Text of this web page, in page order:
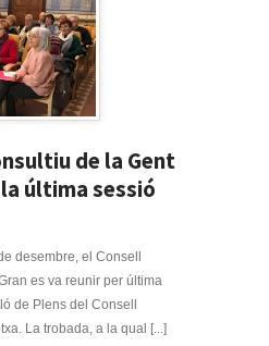
de la Gent
última sessió
desembre, el Consell
es va reunir per última
de Plens del Consell
La trobada, a la qual [...]